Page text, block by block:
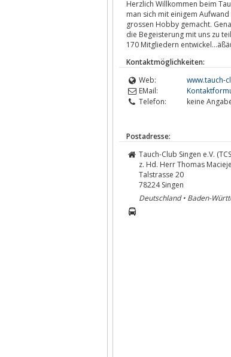
Herzlich Willkommen beim
man sich mit einigem
grossen Hobby gemacht.
die Begeisterung mit uns zu
170 Mitgliedern
Kontaktmöglichkeiten:
Web:
www.tauch-
EMail:
Telefon:
keine
Postadresse:
Tauch-Club Singen e.V.
z. Hd. Herr Thomas
Talstrasse 20
78224 Singen
Deutschland • Baden-